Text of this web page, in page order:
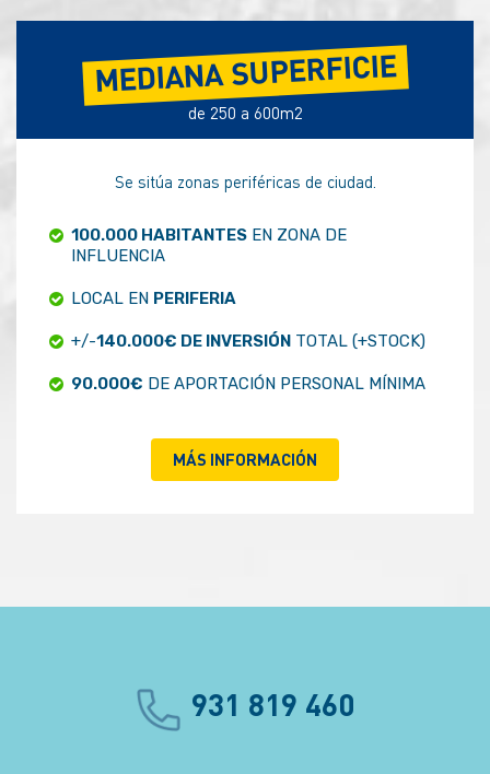
MEDIANA SUPERFICIE
de 250 a 600m2
Se sitúa zonas periféricas de ciudad.
100.000 HABITANTES EN ZONA DE
INFLUENCIA
LOCAL EN PERIFERIA
+/-140.000€ DE INVERSIÓN TOTAL (+STOCK)
90.000€ DE APORTACIÓN PERSONAL MÍNIMA
MÁS INFORMACIÓN
931 819 460